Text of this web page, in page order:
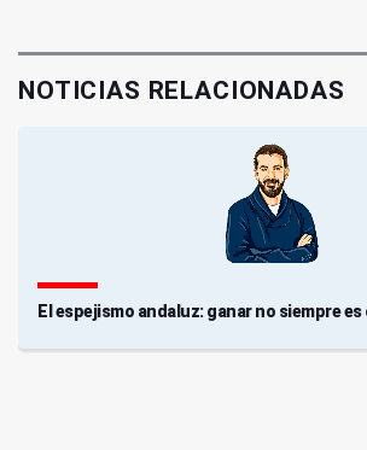
NOTICIAS RELACIONADAS
El espejismo andaluz: ganar no siempre